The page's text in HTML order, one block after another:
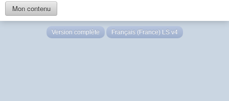
Mon contenu
Version complète Français (France) LS v4